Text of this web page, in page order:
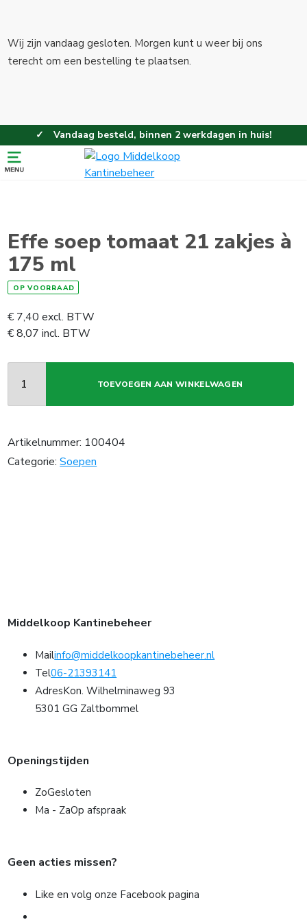
Wij zijn vandaag gesloten. Morgen kunt u weer bij ons
terecht om een bestelling te plaatsen.
Vandaag besteld, binnen 2 werkdagen in huis!
Eenvoudig en gemakkelijk bestellen!
Gratis thuisbezorgd vanaf 100,-!
Effe soep tomaat 21 zakjes à
175 ml
OP VOORRAAD
€ 7,40 excl. BTW
€8,07 incl. BTW
TOEVOEGEN AAN WINKELWAGEN
Artikelnummer: 100404
Categorie:Soepen
Middelkoop Kantinebeheer
Mailinfo@middelkoopkantinebeheer.nl
Tel06-21393141
AdresKon. Wilhelminaweg 93
5301 GG Zaltbommel
Openingstijden
ZoGesloten
Ma - ZaOp afspraak
Geen acties missen?
Like en volg onze Facebook pagina